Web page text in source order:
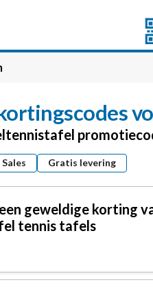
Sales Gratis levering
geweldige korting
tennis tafels